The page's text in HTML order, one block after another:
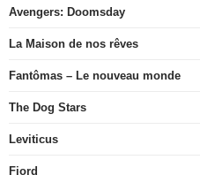
Avengers: Doomsday
La Maison de nos rêves
Fantômas – Le nouveau monde
The Dog Stars
Leviticus
Fjord